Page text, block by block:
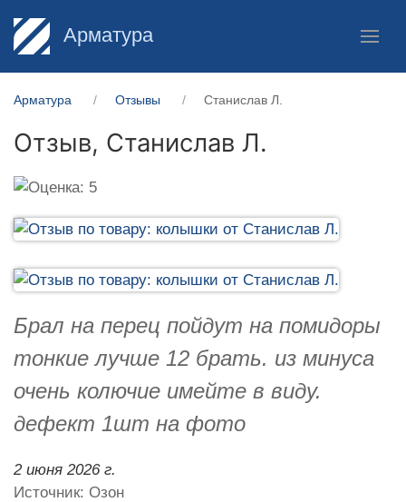
Арматура
Арматура Отзывы Станислав Л.
Отзыв, Станислав Л.
Брал на перец пойдут на помидоры
тонкие лучше 12 брать. из минуса
очень колючие имейте в виду.
дефект 1шт на фото
2 июня 2026 г.
Источник: Озон